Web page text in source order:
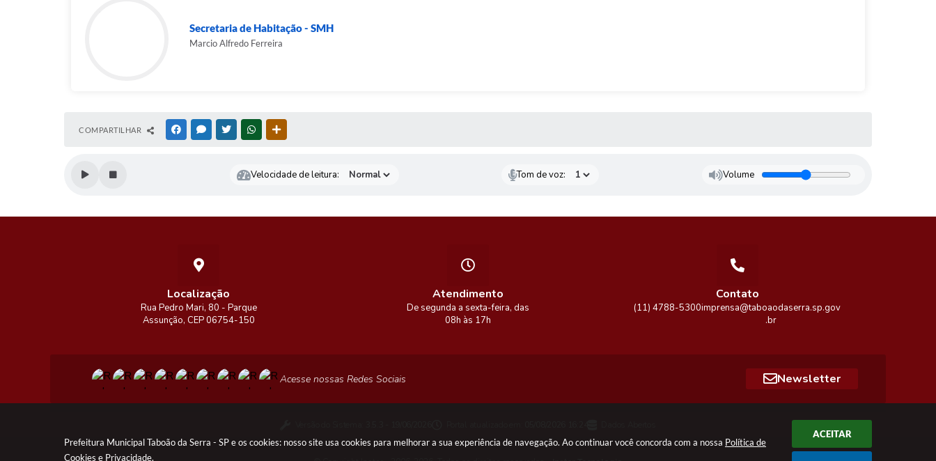
Prefeitura Municipal Taboão da Serra - SP e os cookies: nosso site usa cookies para melhorar a sua experiência de navegação. Ao continuar você concorda com a nossa Política de
Cookies e Privacidade.
ACEITAR
Secretaria de Habitação - SMH
Marcio Alfredo Ferreira
COMPARTILHAR FACEBOOKMESSENGER
TWITTERWHATSAPP
Velocidade de leitura: Tom de voz: Volume
Newsletter
Acesse nossas Redes Sociais
Localização
Rua Pedro Mari, 80 - Parque
Assunção, CEP 06754-150
Contato
(11) 4788-5300imprensa@taboaodaserra.sp.gov
.br
Atendimento
De segunda a sexta-feira, das
08h às 17h